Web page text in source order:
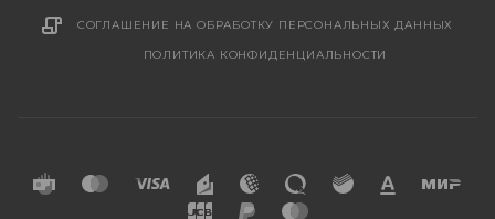
СОГЛАШЕНИЕ НА ОБРАБОТКУ ПЕРСОНАЛЬНЫХ ДАННЫХ
ПОЛИТИКА КОНФИДЕНЦИАЛЬНОСТИ